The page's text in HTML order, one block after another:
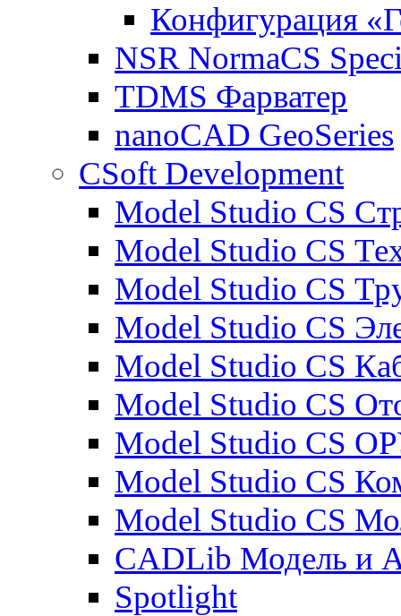
Конфигурация
NSR NormaCS
TDMS Фарватер
nanoCAD GeoSeries
CSoft Development
Model Studio CS
Model Studio CS
Model Studio CS
Model Studio CS
Model Studio CS
Model Studio CS
Model Studio CS
Model Studio CS
Model Studio CS
CADLib Модель и
Spotlight